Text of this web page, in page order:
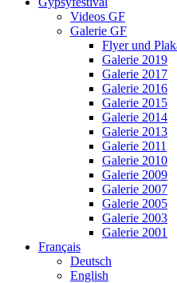
Videos GF
Galerie GF
Flyer und
Galerie 2019
Galerie 2017
Galerie 2016
Galerie 2015
Galerie 2014
Galerie 2013
Galerie 2011
Galerie 2010
Galerie 2009
Galerie 2007
Galerie 2005
Galerie 2003
Galerie 2001
Français
Deutsch
English